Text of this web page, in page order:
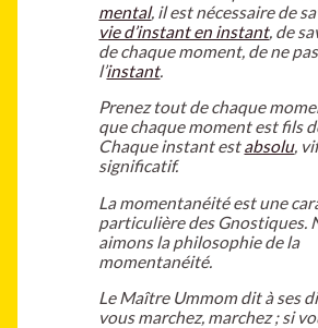
mental, il est nécessaire de
vie d’instant en instant, de
de chaque moment, de ne
l’instant.
Prenez tout de chaque
que chaque moment est fils
Chaque instant estabsolu,
significatif.
La momentanéité est une
particulière des Gnostiques.
aimons la philosophie de la
momentanéité.
Le Maître Ummom dit à ses
vous marchez, marchez ; si